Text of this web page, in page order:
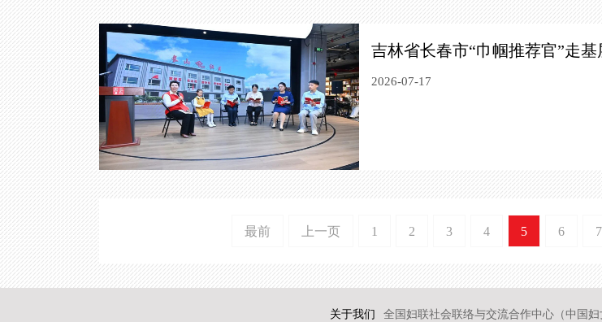
吉林省长春市“巾帼推荐官”走
2026-07-17
最前 上一页 1 2 3 4 5 6 7
关于我们 全国妇联社会联络与交流合作中心（中国